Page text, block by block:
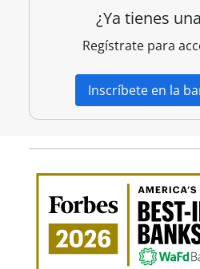
¿Ya tienes
Regístrate para
Inscríbete en la